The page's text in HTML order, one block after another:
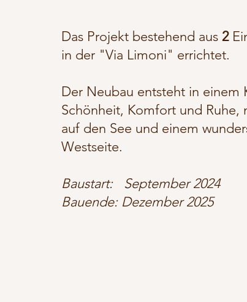
Das Projekt bestehend aus 2
in der "Via Limoni" errichtet.
Der Neubau entsteht in
Schönheit, Komfort und Ruhe,
auf den See und einem
Westseite.
Baustart: September 2024
Bauende: Dezember 2025